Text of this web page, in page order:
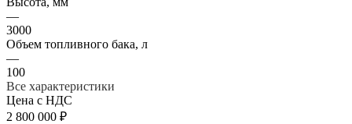
—
3000
Объем топливного бака, л
—
100
Все характеристики
Цена с НДС
2 800 000 ₽